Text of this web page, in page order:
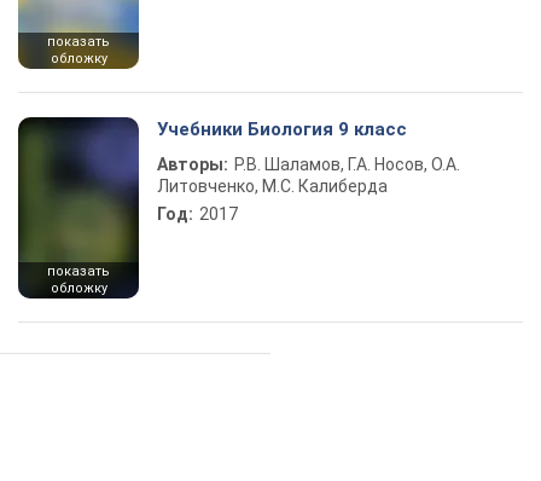
показать
обложку
показать
обложку
Учебники Биология 9 класс
Авторы: Р.В. Шаламов, Г.А. Носов, О.А.
Литовченко, М.С. Калиберда
Год: 2017